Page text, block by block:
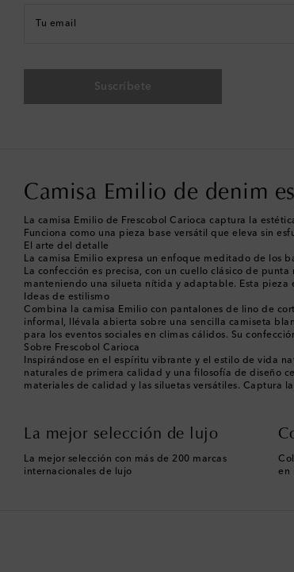
Tu email
Suscríbete
Camisa Emilio de denim
La camisa Emilio de Frescobol Carioca captura la
Funciona como una pieza base versátil que eleva sin
El arte del detalle
La camisa Emilio expresa un enfoque meditado de los
La confección es precisa, con un cuello clásico de
manteniendo una silueta nítida y adaptable. Esta
Ideas de estilismo
Combina la camisa Emilio con pantalones de lino de
informal, llévala abierta sobre una sencilla camiseta
para los eventos sociales en climas cálidos. Su
Sobre Frescobol Carioca
Inspirándose en el espíritu vibrante y el estilo de vida
naturales de primera calidad y una filosofía de diseño
materiales de calidad y las siluetas versátiles. Captura
La mejor selección de lujo
La mejor selección con más de 200 marcas
internacionales de lujo
en